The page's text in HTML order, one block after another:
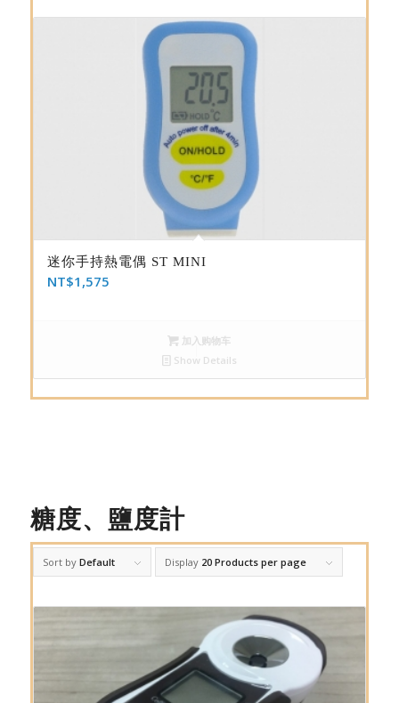
迷你手持熱電偶 ST MINI
NT$1,575
加入购物车
Show Details
糖度、鹽度計
Sort by Default Display 20 Products per page